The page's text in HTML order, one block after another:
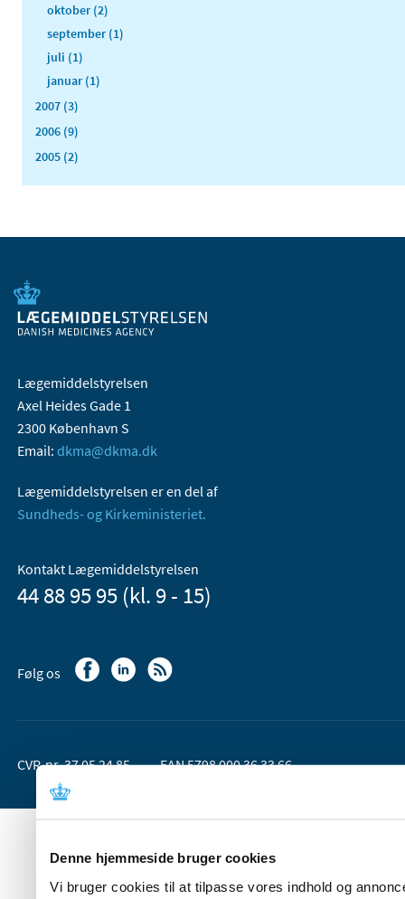
Denne hjemmeside bruger cookies
Vi bruger cookies til at tilpasse vores indhold og
oktober (2)
september (1)
juli (1)
januar (1)
2007 (3)
2006 (9)
2005 (2)
Lægemiddelstyrelsen
Axel Heides Gade 1
2300 København S
Email: dkma@dkma.dk
Lægemiddelstyrelsen er en del af
Sundheds- og Kirkeministeriet.
Kontakt Lægemiddelstyrelsen
44 88 95 95 (kl. 9 - 15)
Følg os
CVR-nr. 37 05 24 85 EAN 5798 000 36 33 66